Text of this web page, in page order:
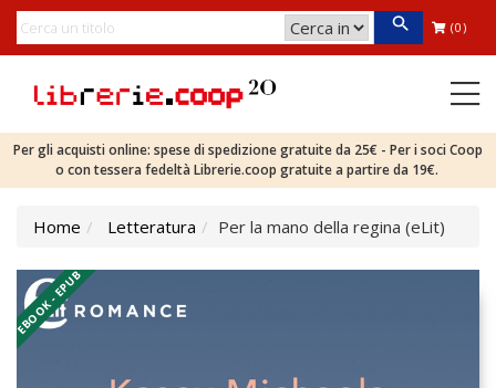
(0)
Per gli acquisti online: spese di spedizione gratuite da 25€ - Per i soci Coop
o con tessera fedeltà Librerie.coop gratuite a partire da 19€.
Home Letteratura Per la mano della regina (eLit)
EBOOK - EPUB